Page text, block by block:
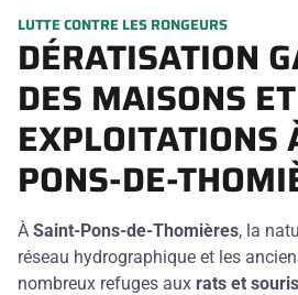
LUTTE CONTRE LES RONGEURS
DÉRATISATION
DES MAISONS ET
EXPLOITATIONS
PONS-DE-
À Saint-Pons-de-Thomières, la
réseau hydrographique et les
nombreux refuges aux rats et souris